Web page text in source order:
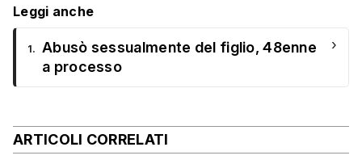
Leggi anche
1. Abusò sessualmente del figlio, 48enne
a processo
›
ARTICOLI CORRELATI